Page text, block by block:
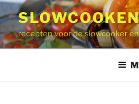
Ga
naar
de
inhoud
recepten voor de slowcooker